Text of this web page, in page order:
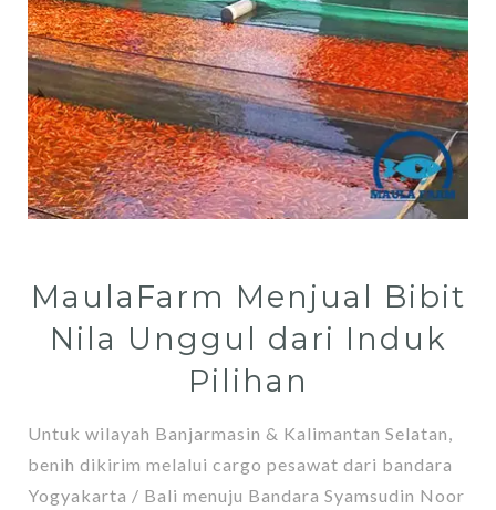
MaulaFarm Menjual Bibit
Nila Unggul dari Induk
Pilihan
Untuk wilayah Banjarmasin & Kalimantan Selatan,
benih dikirim melalui cargo pesawat dari bandara
Yogyakarta / Bali menuju Bandara Syamsudin Noor